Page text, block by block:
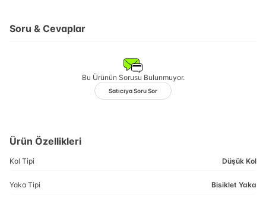
Soru & Cevaplar
Bu Ürünün Sorusu Bulunmuyor.
Satıcıya Soru Sor
Ürün Özellikleri
Kol Tipi Düşük Kol
Yaka Tipi Bisiklet Yaka